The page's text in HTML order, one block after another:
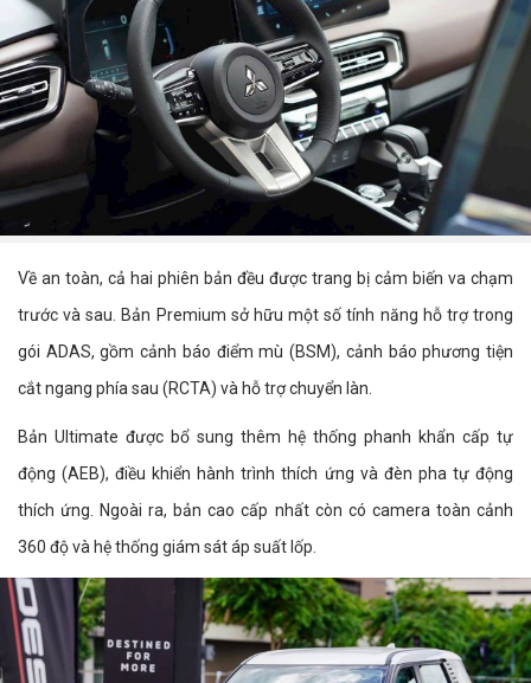
Về an toàn, cả hai phiên bản đều được trang bị cảm biến va chạm
trước và sau. Bản Premium sở hữu một số tính năng hỗ trợ trong
gói ADAS, gồm cảnh báo điểm mù (BSM), cảnh báo phương tiện
cắt ngang phía sau (RCTA) và hỗ trợ chuyển làn.
Bản Ultimate được bổ sung thêm hệ thống phanh khẩn cấp tự
động (AEB), điều khiển hành trình thích ứng và đèn pha tự động
thích ứng. Ngoài ra, bản cao cấp nhất còn có camera toàn cảnh
360 độ và hệ thống giám sát áp suất lốp.